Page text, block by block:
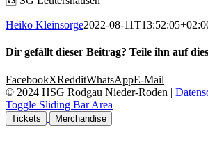
Heiko Kleinsorge2022-08-
Dir gefällt dieser Beitrag? Teile ihn auf
FacebookXRedditWhatsAppE-Mail
© 2024 HSG Rodgau Nieder-Roden |
Toggle Sliding Bar Area
Tickets Merchandise